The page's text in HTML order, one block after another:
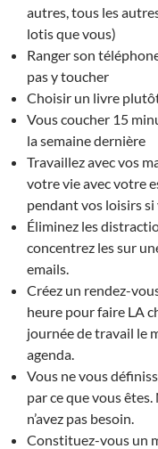
autres, tous les
lotis que vous)
Ranger son
pas y toucher
Choisir un livre
Vous coucher 15
la semaine dernière
Travaillez avec vos
votre vie avec votre
pendant vos loisirs si
Éliminez les
concentrez les sur
emails.
Créez un rendez-
heure pour faire LA
journée de travail le
agenda.
Vous ne vous
par ce que vous êtes.
n’avez pas besoin.
Constituez-vous un